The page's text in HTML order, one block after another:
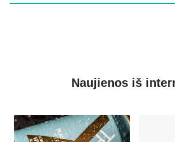
Naujienos iš